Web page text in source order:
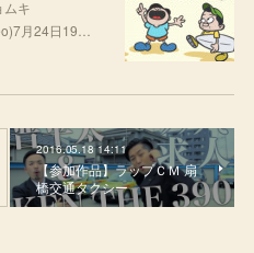
ムキ
月24日19…
2016.05.18 14:11
【参加作品】ラップＣＭ 扇
橋交通タクシー